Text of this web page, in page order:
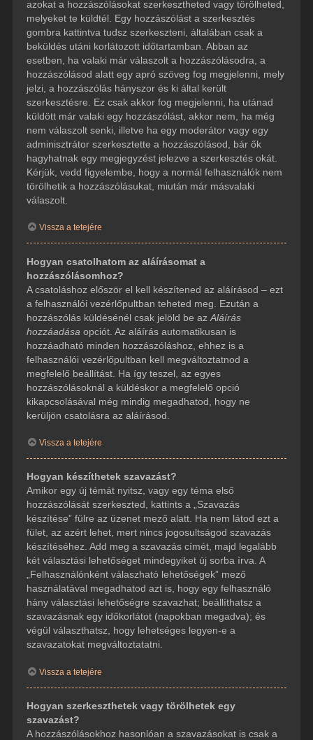
azokat a hozzászólásokat szerkesztheted vagy törölheted,
melyeket te küldtél. Egy hozzászólást a szerkesztés
gombra kattintva tudsz szerkeszteni, általában csak a
beküldés utáni korlátozott időtartamban. Abban az
esetben, ha valaki már válaszolt a hozzászólásodra, a
hozzászólásod alatt egy apró szöveg fog megjelenni, mely
jelzi, a hozzászólás hányszor és ki által került
szerkesztésre. Ez csak akkor fog megjelenni, ha utánad
küldött már valaki egy hozzászólást, akkor nem, ha még
nem válaszolt senki, illetve ha egy moderátor vagy egy
adminisztrátor szerkesztette a hozzászólásod, bár ők
hagyhatnak egy megjegyzést jelezve a szerkesztés okát.
Kérjük, vedd figyelembe, hogy a normál felhasználók nem
törölhetik a hozzászólásukat, miután már másvalaki
válaszolt.
Vissza a tetejére
Hogyan csatolhatom az aláírásomat a
hozzászólásomhoz?
A csatoláshoz először el kell készítened az aláírásod – ezt
a felhasználói vezérlőpultban teheted meg. Ezután a
hozzászólás küldésénél csak jelöld be az Aláírás
hozzáadása opciót. Az aláírás automatikusan is
hozzáadható minden hozzászóláshoz, ehhez is a
felhasználói vezérlőpultban kell megváltoztatnod a
megfelelő beállítást. Ha így teszel, az egyes
hozzászólásoknál a küldéskor a megfelelő opció
kikapcsolásával még mindig megadhatod, hogy ne
kerüljön csatolásra az aláírásod.
Vissza a tetejére
Hogyan készíthetek szavazást?
Amikor egy új témát nyitsz, vagy egy téma első
hozzászólását szerkeszted, kattints a „Szavazás
készítése” fülre az üzenet mező alatt. Ha nem látod ezt a
fület, az azért lehet, mert nincs jogosultságod szavazás
készítéséhez. Add meg a szavazás címét, majd legalább
két választási lehetőséget mindegyiket új sorba írva. A
„Felhasználónként válaszható lehetőségek” mező
használatával megadhatod azt is, hogy egy felhasználó
hány választási lehetőségre szavazhat; beállíthatsz a
szavazásnak egy időkorlátot (napokban megadva); és
végül választhatsz, hogy lehetséges legyen-e a
szavazatokat megváltoztatatni.
Vissza a tetejére
Hogyan szerkeszthetek vagy törölhetek egy
szavazást?
A hozzászólásokhoz hasonlóan a szavazásokat is csak a